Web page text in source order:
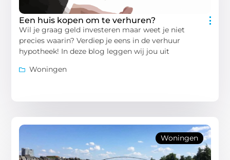
Een huis kopen om te verhuren?
Wil je graag geld investeren maar weet je niet
precies waarin? Verdiep je eens in de verhuur
hypotheek! In deze blog leggen wij jou uit
Woningen
Woningen